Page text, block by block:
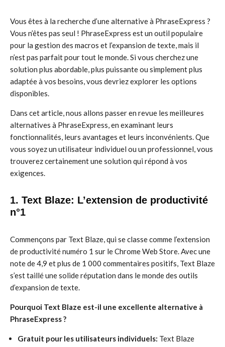
Vous êtes à la recherche d’une alternative à PhraseExpress ?
Vous n’êtes pas seul ! PhraseExpress est un outil populaire
pour la gestion des macros et l’expansion de texte, mais il
n’est pas parfait pour tout le monde. Si vous cherchez une
solution plus abordable, plus puissante ou simplement plus
adaptée à vos besoins, vous devriez explorer les options
disponibles.
Dans cet article, nous allons passer en revue les meilleures
alternatives à PhraseExpress, en examinant leurs
fonctionnalités, leurs avantages et leurs inconvénients. Que
vous soyez un utilisateur individuel ou un professionnel, vous
trouverez certainement une solution qui répond à vos
exigences.
1. Text Blaze: L’extension de productivité
n°1
Commençons par Text Blaze, qui se classe comme l’extension
de productivité numéro 1 sur le Chrome Web Store. Avec une
note de 4,9 et plus de 1 000 commentaires positifs, Text Blaze
s’est taillé une solide réputation dans le monde des outils
d’expansion de texte.
Pourquoi Text Blaze est-il une excellente alternative à
PhraseExpress ?
Gratuit pour les utilisateurs individuels: Text Blaze